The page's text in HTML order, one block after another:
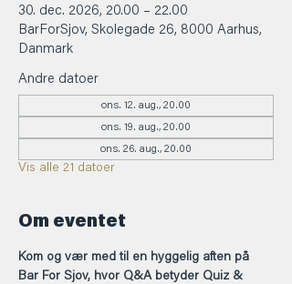
30. dec. 2026, 20.00 – 22.00
BarForSjov, Skolegade 26, 8000 Aarhus,
Danmark
Andre datoer
ons. 12. aug., 20.00
ons. 19. aug., 20.00
ons. 26. aug., 20.00
Vis alle 21 datoer
Om eventet
Kom og vær med til en hyggelig aften på
Bar For Sjov, hvor Q&A betyder Quiz &